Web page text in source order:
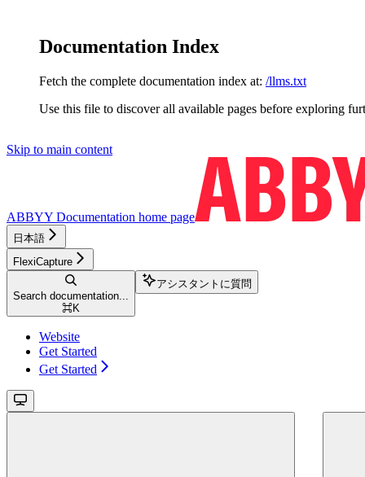
Documentation Index
Fetch the complete documentation index at: /llms.txt
Use this file to discover all available pages before exploring
Skip to main content
ABBYY Documentation home page
日本語
FlexiCapture
Search documentation...
⌘K
アシスタントに質問
Website
Get Started
Get Started